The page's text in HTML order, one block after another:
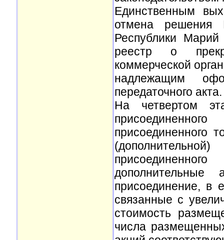
Единственным
отмена решения
Республики
реестр о
коммерческой
надлежащим
передаточного акта.
На четвертом
присоединенного
присоединение, в
связанные с
стоимость
числа